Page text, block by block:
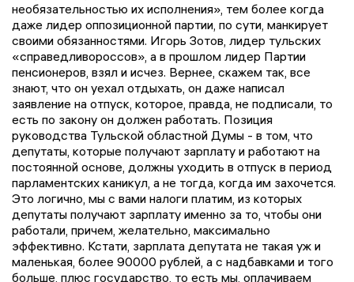
необязательностью их исполнения», тем более когда
даже лидер оппозиционной партии, по сути, манкирует
своими обязанностями. Игорь Зотов, лидер тульских
«справедливороссов», а в прошлом лидер Партии
пенсионеров, взял и исчез. Вернее, скажем так, все
знают, что он уехал отдыхать, он даже написал
заявление на отпуск, которое, правда, не подписали, то
есть по закону он должен работать. Позиция
руководства Тульской областной Думы - в том, что
депутаты, которые получают зарплату и работают на
постоянной основе, должны уходить в отпуск в период
парламентских каникул, а не тогда, когда им захочется.
Это логично, мы с вами налоги платим, из которых
депутаты получают зарплату именно за то, чтобы они
работали, причем, желательно, максимально
эффективно. Кстати, зарплата депутата не такая уж и
маленькая, более 90000 рублей, а с надбавками и того
больше, плюс государство, то есть мы, оплачиваем